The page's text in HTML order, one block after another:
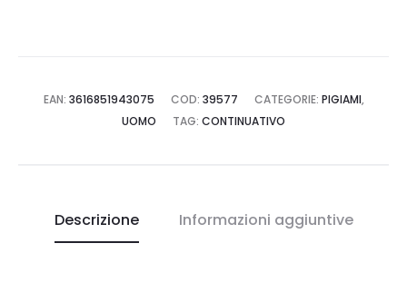
EAN: 3616851943075 COD: 39577 CATEGORIE: PIGIAMI,
UOMO
TAG: CONTINUATIVO
Descrizione Informazioni aggiuntive